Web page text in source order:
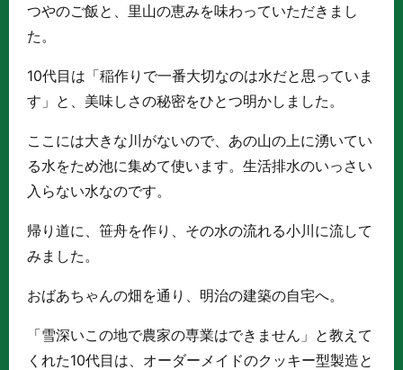
つやのご飯と、里山の恵みを味わっていただきまし
た。
10代目は「稲作りで一番大切なのは水だと思っていま
す」と、美味しさの秘密をひとつ明かしました。
ここには大きな川がないので、あの山の上に湧いてい
る水をため池に集めて使います。生活排水のいっさい
入らない水なのです。
帰り道に、笹舟を作り、その水の流れる小川に流して
みました。
おばあちゃんの畑を通り、明治の建築の自宅へ。
「雪深いこの地で農家の専業はできません」と教えて
くれた10代目は、オーダーメイドのクッキー型製造と